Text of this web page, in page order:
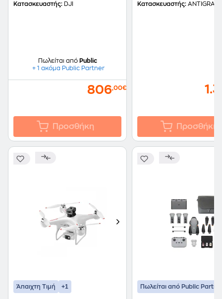
- Γκρι
Κατασκευαστής: DJI
Πωλείται από Public
+ 1 ακόμα Public Partner
806,00€
Προσθήκη
Γκρι
Κατασκευαστής:
Προσθήκη
Άπαιχτη Τιμή +1 Πωλείται από Public